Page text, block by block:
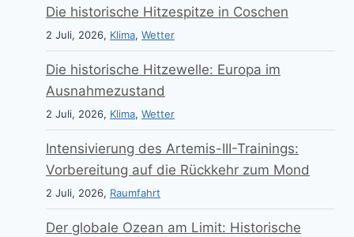
Die historische Hitzespitze in Coschen
2 Juli, 2026, Klima, Wetter
Die historische Hitzewelle: Europa im
Ausnahmezustand
2 Juli, 2026, Klima, Wetter
Intensivierung des Artemis-III-Trainings:
Vorbereitung auf die Rückkehr zum Mond
2 Juli, 2026, Raumfahrt
Der globale Ozean am Limit: Historische